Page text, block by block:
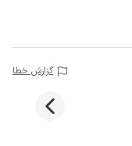
گزارش خطا